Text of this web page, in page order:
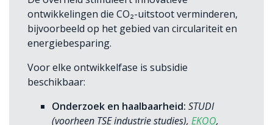
ontwikkelingen die CO₂-uitstoot verminderen,
bijvoorbeeld op het gebied van circulariteit en
energiebesparing.
Voor elke ontwikkelfase is subsidie
beschikbaar:
Onderzoek en haalbaarheid: STUDI
(voorheen TSE industrie studies), EKOO,